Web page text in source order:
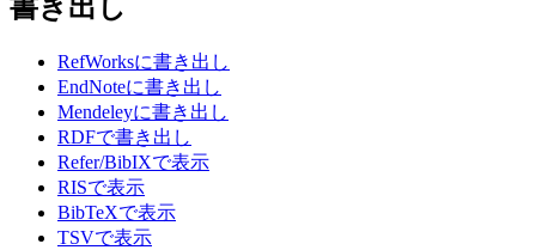
書き出し
RefWorksに書き出し
EndNoteに書き出し
Mendeleyに書き出し
RDFで書き出し
Refer/BibIXで表示
RISで表示
BibTeXで表示
TSVで表示